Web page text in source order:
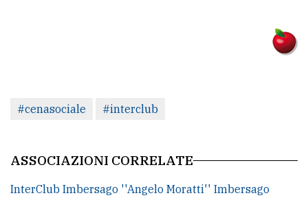
#cenasociale #interclub
ASSOCIAZIONI CORRELATE
InterClub Imbersago ''Angelo Moratti'' Imbersago